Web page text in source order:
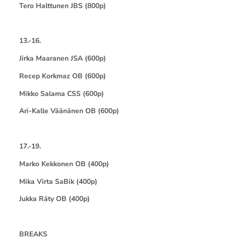
Tero Halttunen JBS (800p)
13.-16.
Jirka Maaranen JSA (600p)
Recep Korkmaz OB (600p)
Mikko Salama CSS (600p)
Ari-Kalle Väänänen OB (600p)
17.-19.
Marko Kekkonen OB (400p)
Mika Virta SaBik (400p)
Jukka Räty OB (400p)
BREAKS